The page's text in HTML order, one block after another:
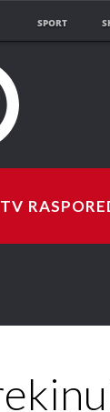
SPORT
TV